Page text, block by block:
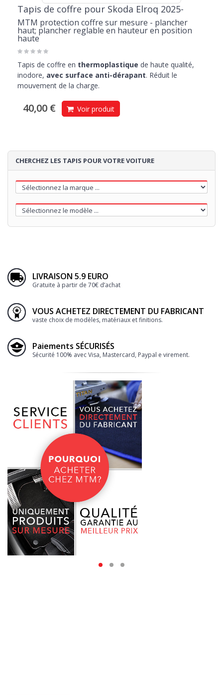
Tapis de coffre pour Skoda Elroq 2025-
MTM protection coffre sur mesure - plancher
haut; plancher reglable en hauteur en position
haute
Tapis de coffre en thermoplastique de haute qualité,
inodore, avec surface anti-dérapant. Réduit le
mouvement de la charge.
40,00 € Voir produit
CHERCHEZ LES TAPIS POUR VOTRE VOITURE
LIVRAISON 5.9 EURO
Gratuite à partir de 70€ d’achat
VOUS ACHETEZ DIRECTEMENT DU FABRICANT
vaste choix de modèles, matériaux et finitions.
Paiements SÉCURISÉS
Sécurité 100% avec Visa, Mastercard, Paypal e virement.